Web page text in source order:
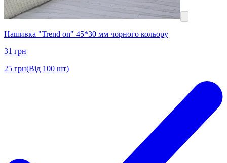
Нашивка "Trend on" 45*30 мм чорного кольору
31 грн
25 грн(Від 100 шт)